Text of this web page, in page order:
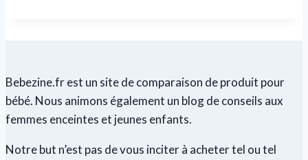
Bebezine.fr est un site de comparaison de produit pour
bébé. Nous animons également un blog de conseils aux
femmes enceintes et jeunes enfants.
Notre but n’est pas de vous inciter à acheter tel ou tel